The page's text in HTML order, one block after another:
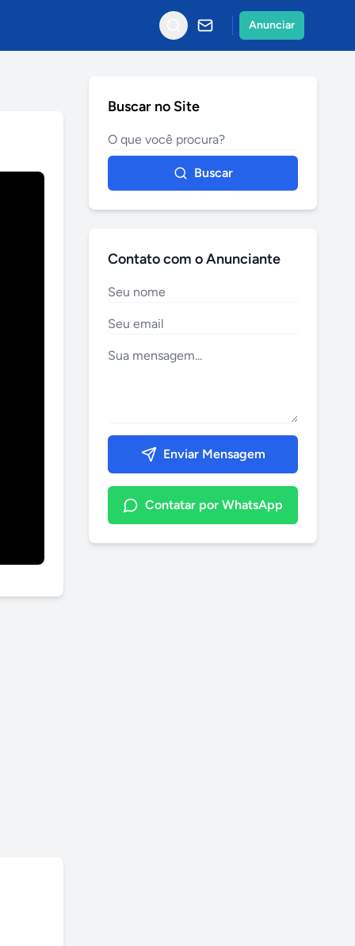
Anunciar
Buscar no Site
Buscar
Contato com o Anunciante
Enviar Mensagem
Contatar por WhatsApp